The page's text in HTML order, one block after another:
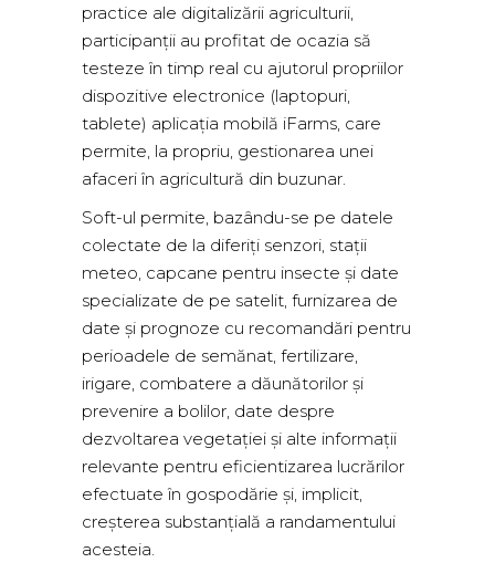
practice ale digitalizării agriculturii,
participanții au profitat de ocazia să
testeze în timp real cu ajutorul propriilor
dispozitive electronice (laptopuri,
tablete) aplicația mobilă iFarms, care
permite, la propriu, gestionarea unei
afaceri în agricultură din buzunar.
Soft-ul permite, bazându-se pe datele
colectate de la diferiți senzori, stații
meteo, capcane pentru insecte și date
specializate de pe satelit, furnizarea de
date și prognoze cu recomandări pentru
perioadele de semănat, fertilizare,
irigare, combatere a dăunătorilor și
prevenire a bolilor, date despre
dezvoltarea vegetației și alte informații
relevante pentru eficientizarea lucrărilor
efectuate în gospodărie și, implicit,
creșterea substanțială a randamentului
acesteia.